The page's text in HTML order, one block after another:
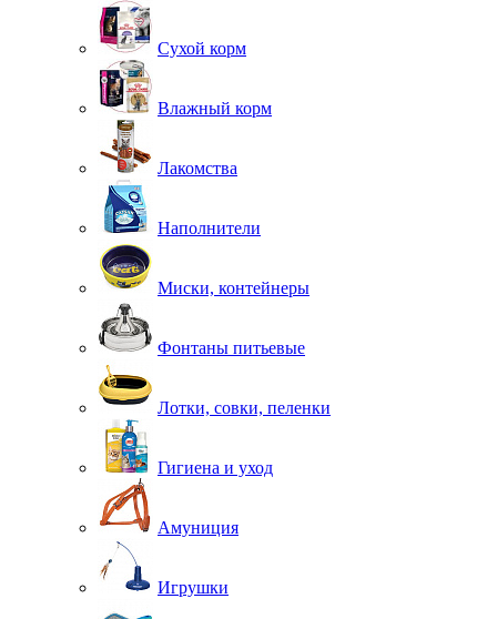
Сухой корм
Влажный корм
Лакомства
Наполнители
Миски, контейнеры
Фонтаны питьевые
Лотки, совки, пеленки
Гигиена и уход
Амуниция
Игрушки